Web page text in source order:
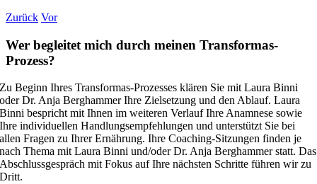
Zurück Vor
Wer begleitet mich durch meinen Transformas-
Prozess?
Zu Beginn Ihres Transformas-Prozesses klären Sie mit Laura Binni
oder Dr. Anja Berghammer Ihre Zielsetzung und den Ablauf. Laura
Binni bespricht mit Ihnen im weiteren Verlauf Ihre Anamnese sowie
Ihre individuellen Handlungsempfehlungen und unterstützt Sie bei
allen Fragen zu Ihrer Ernährung. Ihre Coaching-Sitzungen finden je
nach Thema mit Laura Binni und/oder Dr. Anja Berghammer statt. Das
Abschlussgespräch mit Fokus auf Ihre nächsten Schritte führen wir zu
Dritt.